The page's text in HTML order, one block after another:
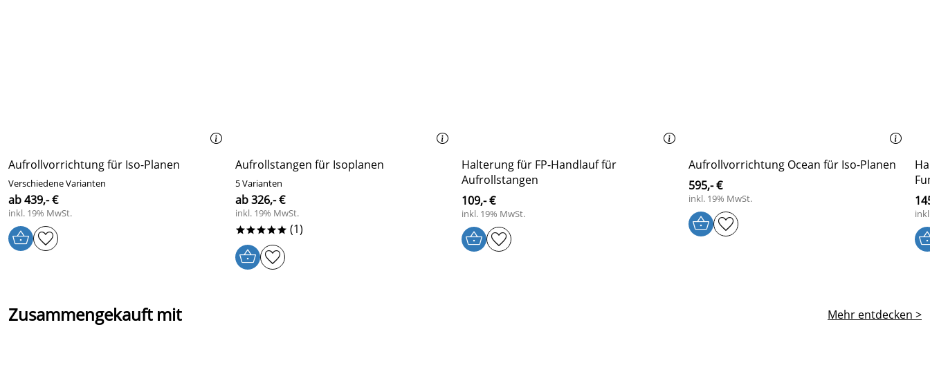
Aufrollvorrichtung für Iso-Planen
Verschiedene Varianten
ab 439,- €
inkl. 19% MwSt.
Aufrollstangen für Isoplanen
5 Varianten
ab 326,- €
inkl. 19% MwSt.
***** (1)
Halterung für FP-Handlauf für
Aufrollstangen
109,- €
inkl. 19% MwSt.
Aufrollvorrichtung Ocean für Iso-Planen
595,- €
inkl. 19% MwSt.
Zusammengekauft mit Mehr entdecken >